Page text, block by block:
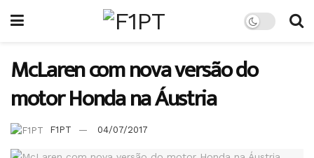
McLaren com nova versão do
motor Honda na Áustria
F1PT 04/07/2017